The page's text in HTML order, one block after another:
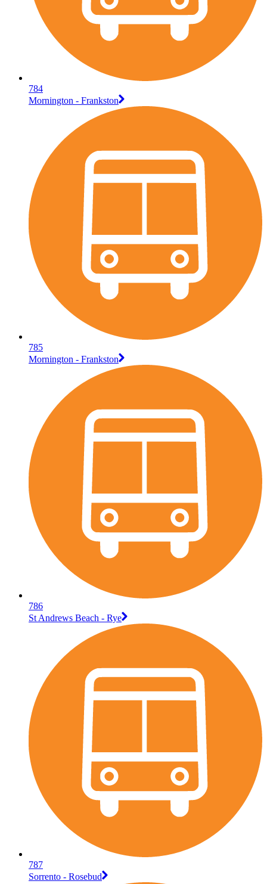
784
Mornington - Frankston
785
Mornington - Frankston
786
St Andrews Beach - Rye
787
Sorrento - Rosebud